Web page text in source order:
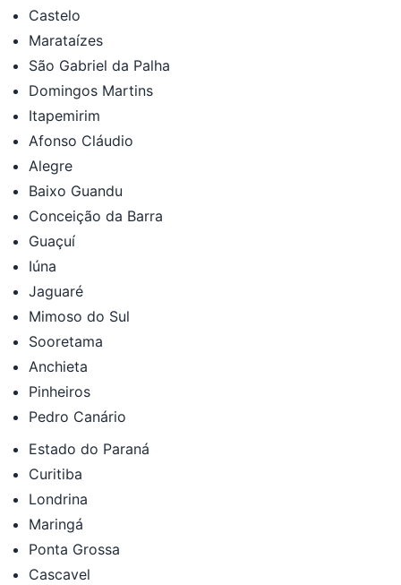
Castelo
Marataízes
São Gabriel da Palha
Domingos Martins
Itapemirim
Afonso Cláudio
Alegre
Baixo Guandu
Conceição da Barra
Guaçuí
Iúna
Jaguaré
Mimoso do Sul
Sooretama
Anchieta
Pinheiros
Pedro Canário
Estado do Paraná
Curitiba
Londrina
Maringá
Ponta Grossa
Cascavel